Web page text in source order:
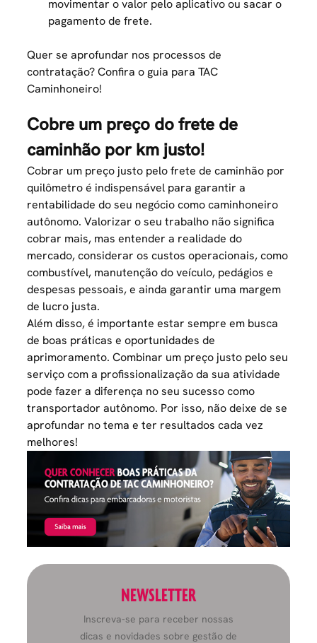
movimentar o valor pelo aplicativo ousacar o
pagamento de frete.
Quer se aprofundar nos processos de
contratação? Confira o guia paraTAC
Caminhoneiro!
Cobre um preço do frete de
caminhão por km justo!
Cobrar um preço justo pelo frete de caminhão por
quilômetro é indispensável para garantir a
rentabilidade do seu negócio como caminhoneiro
autônomo. Valorizar o seu trabalho não significa
cobrar mais, mas entender a realidade do
mercado, considerar os custos operacionais, como
combustível, manutenção do veículo, pedágios e
despesas pessoais, e ainda garantir uma margem
de lucro justa.
Além disso, é importante estar sempre em busca
de boas práticas e oportunidades de
aprimoramento. Combinar um preço justo pelo seu
serviço com a profissionalização da sua atividade
pode fazer a diferença no seu sucesso como
transportador autônomo. Por isso, não deixe de se
aprofundar no tema e ter resultados cada vez
melhores!
NEWSLETTER
Inscreva-se para receber nossas
dicas e novidades sobre gestão de